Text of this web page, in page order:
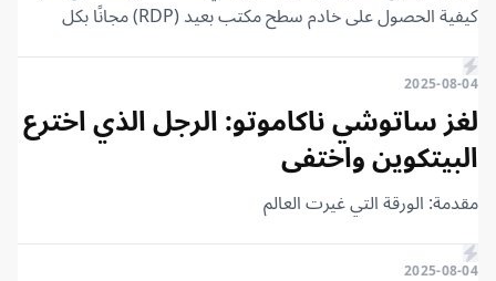
كيفية الحصول على خادم سطح مكتب بعيد (RDP) مجانًا بكل
المقال، سأوضح كيفية تشغيله على الهاتف.
2025-08-04
لغز ساتوشي ناكاموتو: الرجل الذي اخترع
البيتكوين واختفى
مقدمة: الورقة التي غيرت العالم
2025-08-04